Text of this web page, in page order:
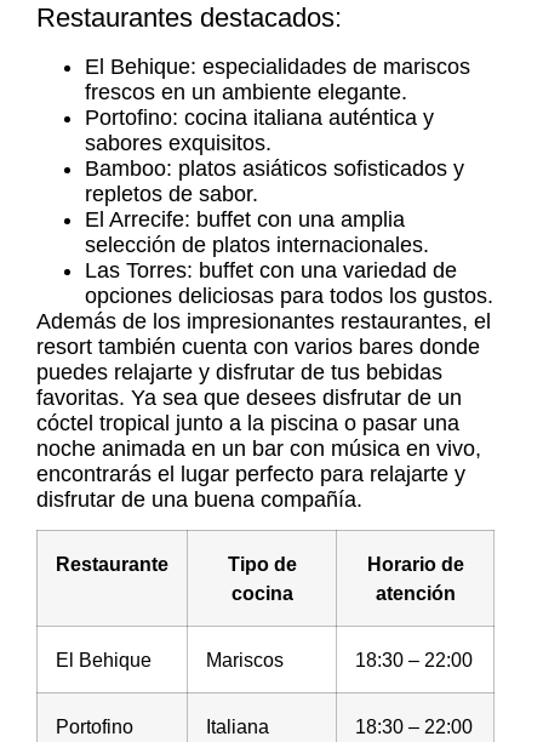
Restaurantes destacados:
El Behique: especialidades de mariscos
frescos en un ambiente elegante.
Portofino: cocina italiana auténtica y
sabores exquisitos.
Bamboo: platos asiáticos sofisticados y
repletos de sabor.
El Arrecife: buffet con una amplia
selección de platos internacionales.
Las Torres: buffet con una variedad de
opciones deliciosas para todos los gustos.
Además de los impresionantes restaurantes, el
resort también cuenta con varios bares donde
puedes relajarte y disfrutar de tus bebidas
favoritas. Ya sea que desees disfrutar de un
cóctel tropical junto a la piscina o pasar una
noche animada en un bar con música en vivo,
encontrarás el lugar perfecto para relajarte y
disfrutar de una buena compañía.
Restaurante
Tipo de
cocina
Horario de
atención
El Behique Mariscos 18:30 – 22:00
Portofino Italiana 18:30 – 22:00